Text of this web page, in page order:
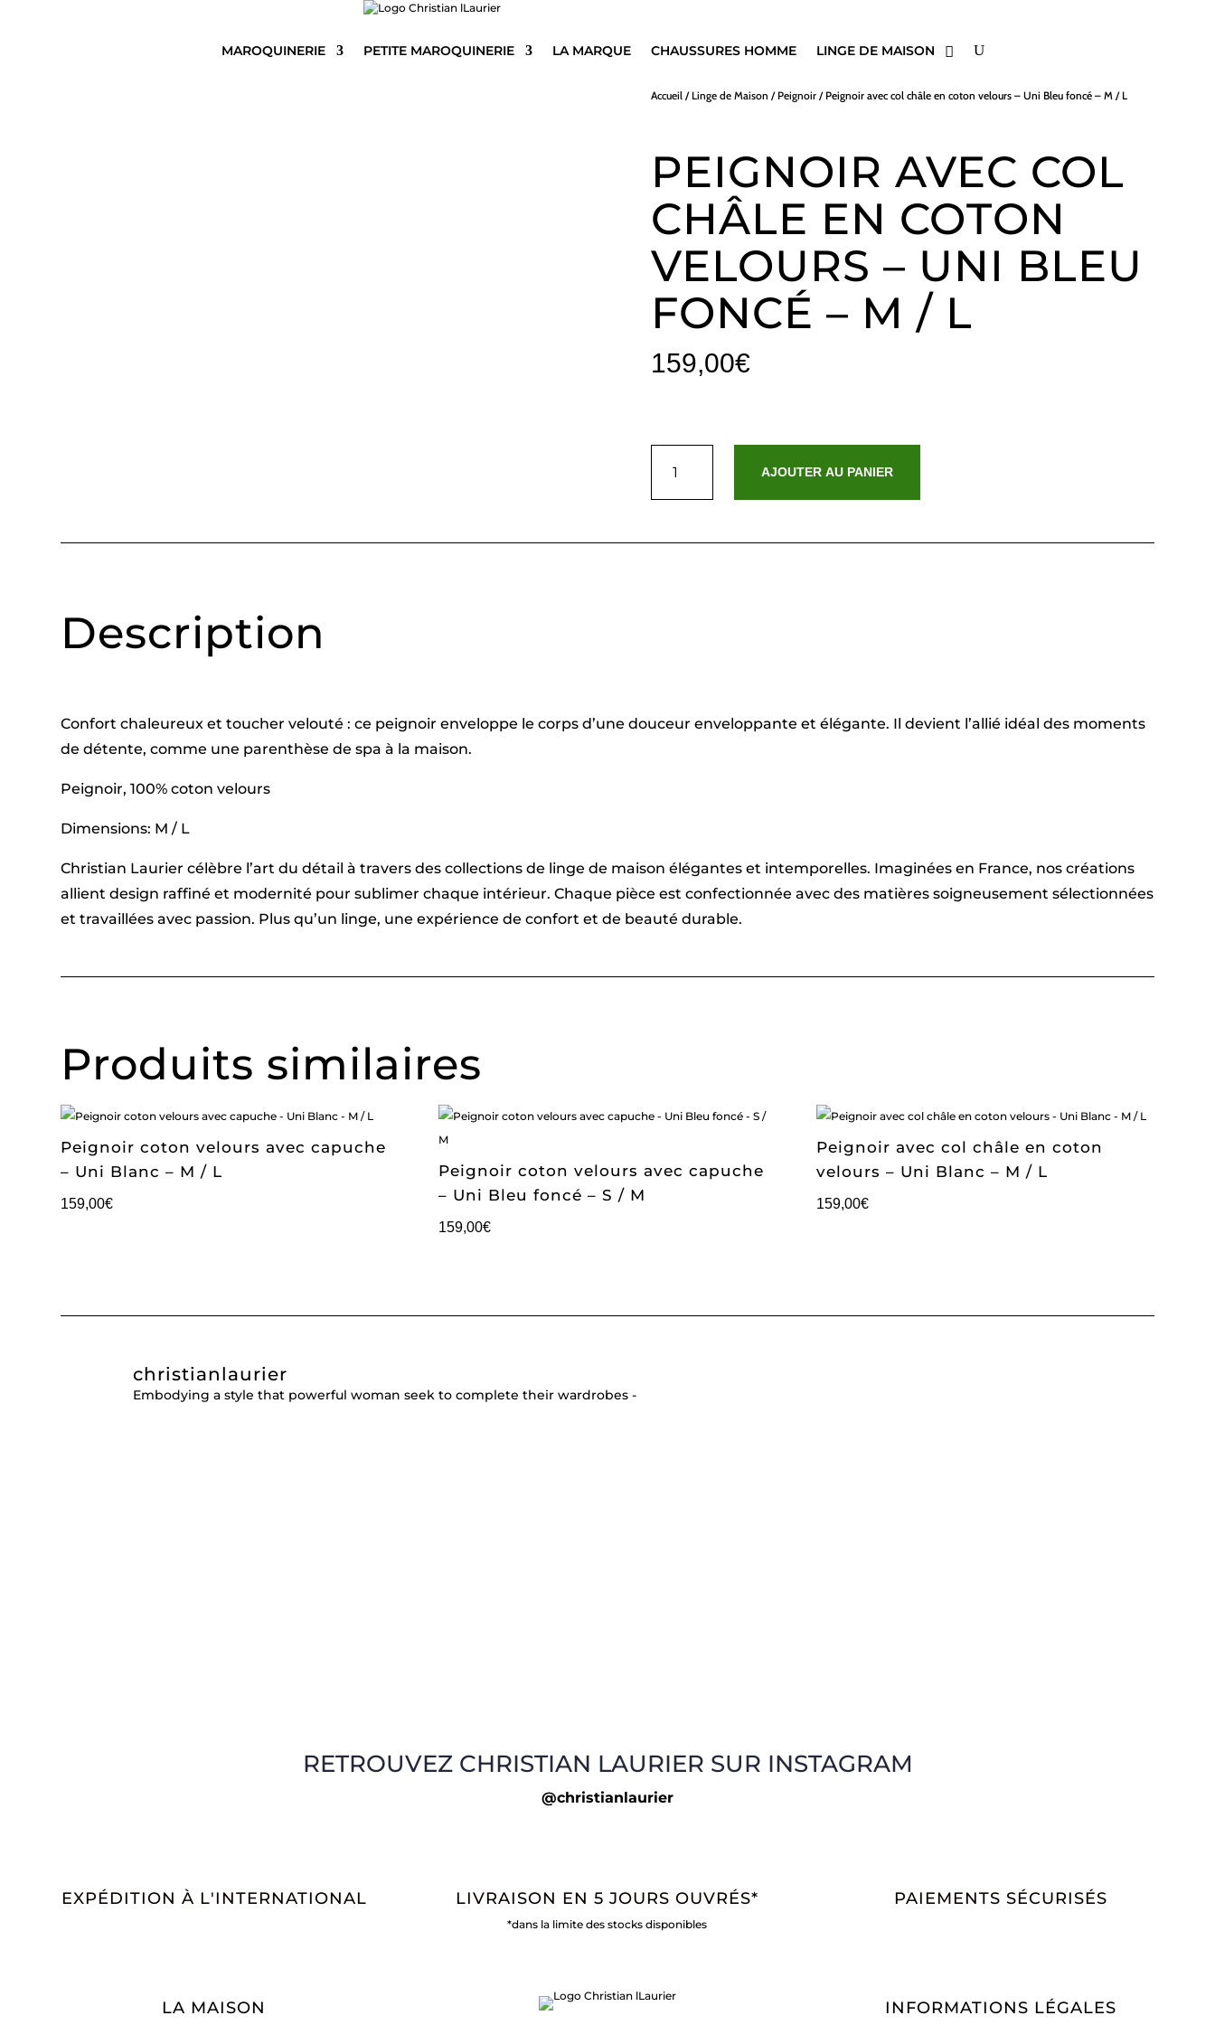
MAROQUINERIE PETITE MAROQUINERIE LA MARQUE CHAUSSURES HOMME LINGE DE MAISON
Accueil / Linge de Maison / Peignoir / Peignoir avec col châle en coton velours – Uni Bleu foncé – M / L
PEIGNOIR AVEC COL
CHÂLE EN COTON
VELOURS – UNI BLEU
FONCÉ – M / L
159,00€
avec
AJOUTER AU PANIER
Description
Confort chaleureux et toucher velouté : ce peignoir enveloppe le corps d’une douceur enveloppante et élégante. Il devient l’allié idéal des moments
de détente, comme une parenthèse de spa à la maison.
Peignoir, 100% coton velours
Dimensions: M / L
Christian Laurier célèbre l’art du détail à travers des collections de linge de maison élégantes et intemporelles. Imaginées en France, nos créations
allient design raffiné et modernité pour sublimer chaque intérieur. Chaque pièce est confectionnée avec des matières soigneusement sélectionnées
et travaillées avec passion. Plus qu’un linge, une expérience de confort et de beauté durable.
Produits similaires
Peignoir coton velours avec capuche
– Uni Blanc – M / L
159,00€
Peignoir coton velours avec capuche
– Uni Bleu foncé – S / M
159,00€
Peignoir avec col châle en coton
velours – Uni Blanc – M / L
159,00€
christianlaurier
Embodying a style that powerful woman seek to complete their wardrobes -
RETROUVEZ CHRISTIAN LAURIER SUR INSTAGRAM
@christianlaurier
EXPÉDITION À L'INTERNATIONAL LIVRAISON EN 5 JOURS OUVRÉS*
*dans la limite des stocks disponibles
PAIEMENTS SÉCURISÉS
LA MAISON INFORMATIONS LÉGALES